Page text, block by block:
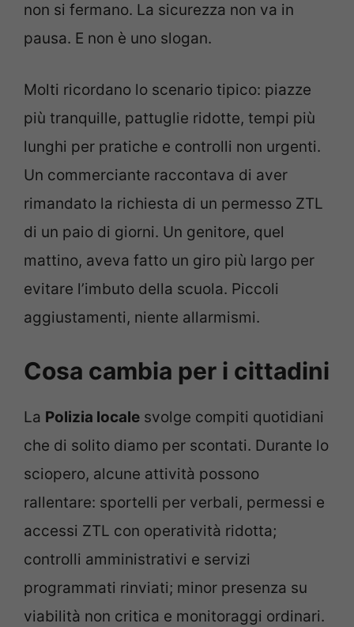
non si fermano. La sicurezza non va in
pausa. E non è uno slogan.
Molti ricordano lo scenario tipico: piazze
più tranquille, pattuglie ridotte, tempi più
lunghi per pratiche e controlli non urgenti.
Un commerciante raccontava di aver
rimandato la richiesta di un permesso ZTL
di un paio di giorni. Un genitore, quel
mattino, aveva fatto un giro più largo per
evitare l’imbuto della scuola. Piccoli
aggiustamenti, niente allarmismi.
Cosa cambia per i cittadini
La Polizia locale svolge compiti quotidiani
che di solito diamo per scontati. Durante lo
sciopero, alcune attività possono
rallentare: sportelli per verbali, permessi e
accessi ZTL con operatività ridotta;
controlli amministrativi e servizi
programmati rinviati; minor presenza su
viabilità non critica e monitoraggi ordinari.